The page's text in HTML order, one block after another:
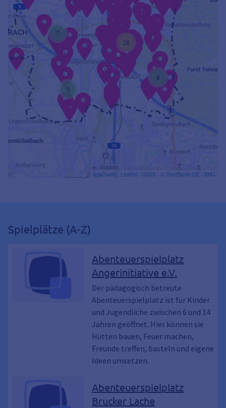
Spielplätze (A-Z)
Abenteuerspielplatz
Angerinitiative e.V.
Der pädagogisch betreute
Abenteuerspielplatz ist für Kinder
und Jugendliche zwischen 6 und 14
Jahren geöffnet. Hier können sie
Hütten bauen, Feuer machen,
Freunde treffen, basteln und eigene
Ideen umsetzen.
Abenteuerspielplatz
Brucker Lache